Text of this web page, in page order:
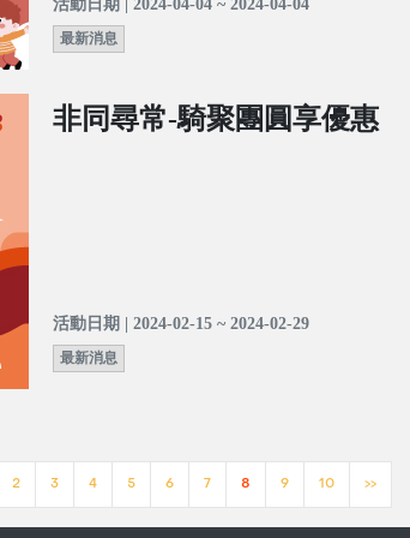
活動日期 | 2024-04-04 ~ 2024-04-04
最新消息
非同尋常-騎聚團圓享優惠
活動日期 | 2024-02-15 ~ 2024-02-29
最新消息
2 3 4 5 6 7 8 9 10 >>